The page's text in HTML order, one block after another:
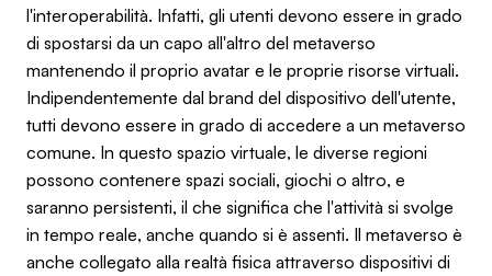
l'interoperabilità. Infatti, gli utenti devono essere in grado
di spostarsi da un capo all'altro del metaverso
mantenendo il proprio avatar e le proprie risorse virtuali.
Indipendentemente dal brand del dispositivo dell'utente,
tutti devono essere in grado di accedere a un metaverso
comune. In questo spazio virtuale, le diverse regioni
possono contenere spazi sociali, giochi o altro, e
saranno persistenti, il che significa che l'attività si svolge
in tempo reale, anche quando si è assenti. Il metaverso è
anche collegato alla realtà fisica attraverso dispositivi di